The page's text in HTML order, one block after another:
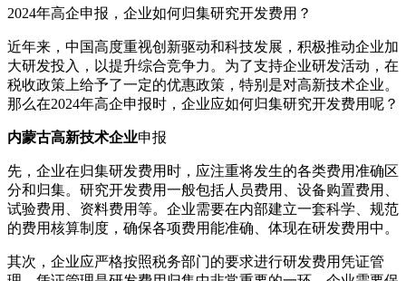
2024年高企申报，企业如何归集研究开发费用？
近年来，中国高度重视创新驱动和科技发展，积极推动企业加
大研发投入，以提升综合竞争力。为了支持企业研发活动，在
税收政策上给予了一定的优惠政策，特别是对高新技术企业。
那么在2024年高企申报时，企业应如何归集研究开发费用呢？
内蒙古高新技术企业申报
先，企业在归集研发费用时，应注重将发生的各类费用准确区
分和归集。研究开发费用一般包括人员费用、设备购置费用、
试验费用、资料费用等。企业需要在内部建立一套科学、规范
的费用核算制度，确保各项费用能准确、体现在研发费用中。
其次，企业应严格按照税务部门的要求进行研发费用凭证管